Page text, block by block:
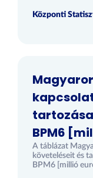
Központi
BPM6
A táblázat
követeléseit és
BPM6 [millió